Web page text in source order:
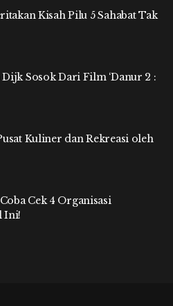
Kisah Pilu 5 Sahabat Tak
Sosok Dari Film ‘Danur 2 :
Kuliner dan Rekreasi oleh
Cek 4 Organisasi
Ini!